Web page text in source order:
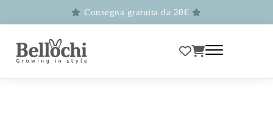
Consegna gratuita da 20€